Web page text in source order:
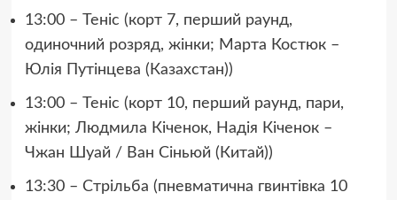
13:00 – Теніс (корт 7, перший раунд,
одиночний розряд, жінки; Марта Костюк –
Юлія Путінцева (Казахстан))
13:00 – Теніс (корт 10, перший раунд, пари,
жінки; Людмила Кіченок, Надія Кіченок –
Чжан Шуай / Ван Сіньюй (Китай))
13:30 – Стрільба (пневматична гвинтівка 10